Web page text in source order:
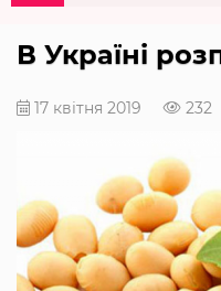
В Україні
17 квітня 2019 232